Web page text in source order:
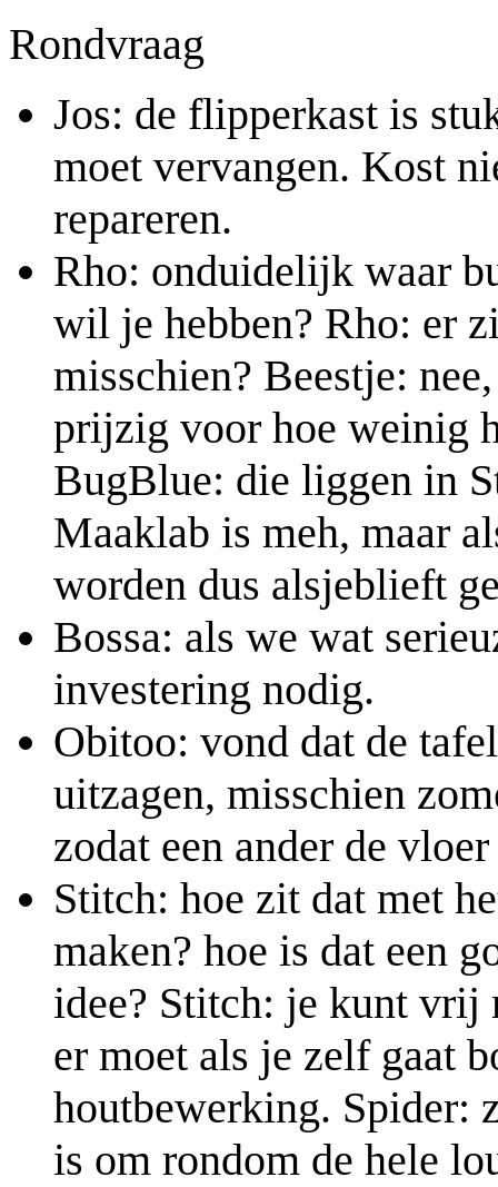
Rondvraag
Jos: de flipperkast is
moet vervangen. Kost
repareren.
Rho: onduidelijk waar
wil je hebben? Rho: er
misschien? Beestje:
prijzig voor hoe weinig
BugBlue: die liggen in
Maaklab is meh, maar
worden dus alsjeblieft
Bossa: als we wat
investering nodig.
Obitoo: vond dat de
uitzagen, misschien
zodat een ander de
Stitch: hoe zit dat met
maken? hoe is dat een
idee? Stitch: je kunt vrij
er moet als je zelf gaat
houtbewerking. Spider:
is om rondom de hele